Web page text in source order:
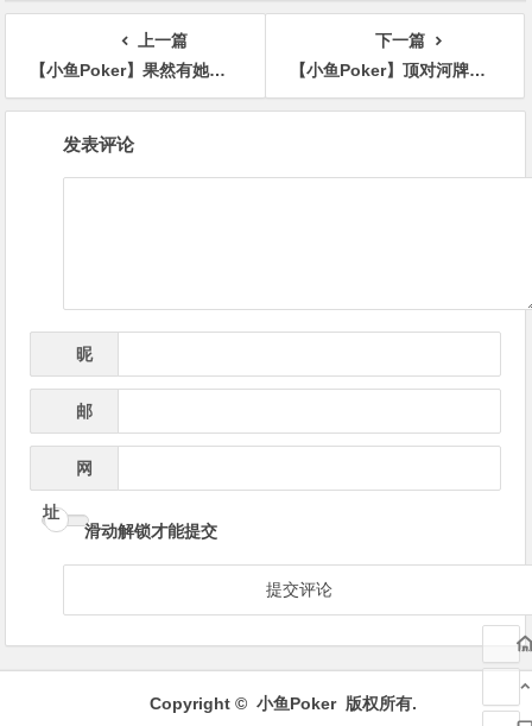
上一篇
【小鱼Poker】果然有她！！！2025年全球盈利最多的10名女性牌手
下一篇
【小鱼Poker】顶对河牌全压偷鸡，被亿万富翁秒跟，痛失41万美金巨池
发表评论
昵
邮
网
址
滑动解锁才能提交
Copyright © 小鱼Poker版权所有.